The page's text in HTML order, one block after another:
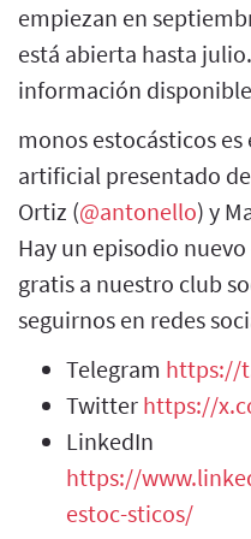
empiezan en
está abierta hasta
información
monos estocásticos
artificial presentado
Ortiz (@antonello) y
Hay un episodio
gratis a nuestro club
seguirnos en redes
Telegram https://
Twitter https://
LinkedIn
https://
estoc-sticos/